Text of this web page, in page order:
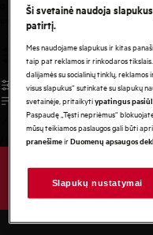
Ši svetainė naudoja
patirtį.
Mes naudojame slapukus ir kitas
taip pat reklamos ir rinkodaros
dalijamės su socialinių tinklų,
visus slapukus“ sutinkate su slapukų
svetainėje, pritaikytiypatingus
Paspaudę „Tęsti nepriėmus“
mūsų teikiamos paslaugos gali būti
pranešimeirDuomenų apsaugos
Slapukų nustatymai